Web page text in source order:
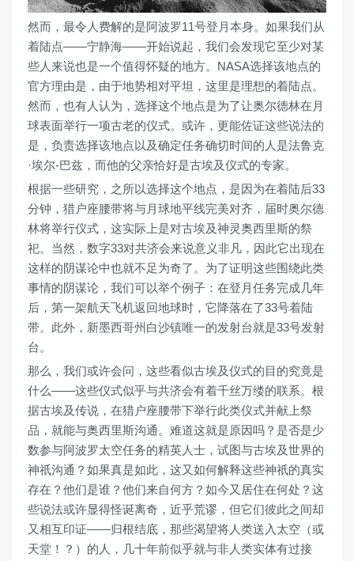
然而，最令人费解的是阿波罗11号登月本身。如果我们从
着陆点——宁静海——开始说起，我们会发现它至少对某
些人来说也是一个值得怀疑的地方。NASA选择该地点的
官方理由是，由于地势相对平坦，这里是理想的着陆点。
然而，也有人认为，选择这个地点是为了让奥尔德林在月
球表面举行一项古老的仪式。或许，更能佐证这些说法的
是，负责选择该地点以及确定任务确切时间的人是法鲁克
·埃尔-巴兹，而他的父亲恰好是古埃及仪式的专家。
根据一些研究，之所以选择这个地点，是因为在着陆后33
分钟，猎户座腰带将与月球地平线完美对齐，届时奥尔德
林将举行仪式，这实际上是对古埃及神灵奥西里斯的祭
祀。当然，数字33对共济会来说意义非凡，因此它出现在
这样的阴谋论中也就不足为奇了。为了证明这些围绕此类
事情的阴谋论，我们可以举个例子：在登月任务完成几年
后，第一架航天飞机返回地球时，它降落在了33号着陆
带。此外，新墨西哥州白沙镇唯一的发射台就是33号发射
台。
那么，我们或许会问，这些看似古埃及仪式的目的究竟是
什么——这些仪式似乎与共济会有着千丝万缕的联系。根
据古埃及传说，在猎户座腰带下举行此类仪式并献上祭
品，就能与奥西里斯沟通。难道这就是原因吗？是否是少
数参与阿波罗太空任务的精英人士，试图与古埃及世界的
神祇沟通？如果真是如此，这又如何解释这些神祇的真实
存在？他们是谁？他们来自何方？如今又居住在何处？这
些说法或许显得怪诞离奇，近乎荒谬，但它们彼此之间却
又相互印证——归根结底，那些渴望将人类送入太空（或
天堂！？）的人，几十年前似乎就与非人类实体有过接